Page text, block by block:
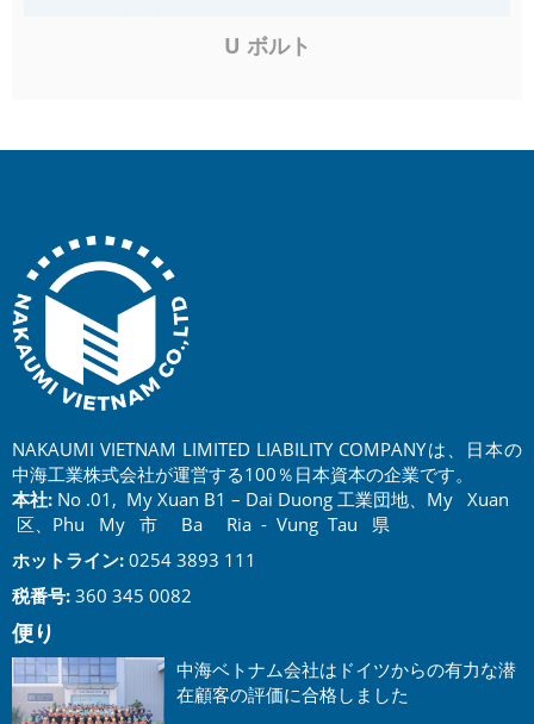
U ボルト
NAKAUMI VIETNAM LIMITED LIABILITY COMPANYは、日本の
中海工業株式会社が運営する100％日本資本の企業です。
本社: No .01, My Xuan B1 – Dai Duong 工業団地、My Xuan
区、Phu My 市 Ba Ria - Vung Tau 県
ホットライン: 0254 3893 111
税番号: 360 345 0082
便り
中海ベトナム会社はドイツからの有力な潜
在顧客の評価に合格しました